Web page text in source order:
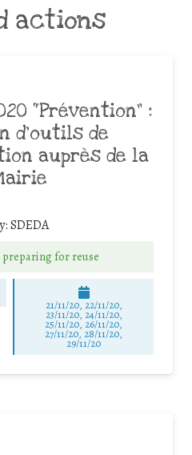
actions
“Prévention” :
d’outils de
auprès de la
SDEDA
preparing for reuse
21/11/20, 22/11/20,
23/11/20, 24/11/20,
25/11/20, 26/11/20,
27/11/20, 28/11/20,
29/11/20